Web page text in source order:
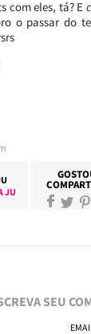
com eles, tá? E
o passar do
JU
SEU